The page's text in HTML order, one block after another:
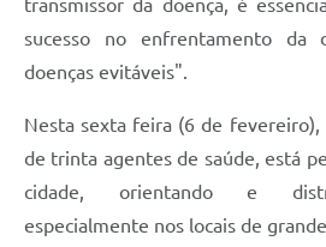
transmissor da doença, é
sucesso no enfrentamento da
doenças evitáveis".
Nesta sexta feira (6 de
de trinta agentes de saúde, está
cidade, orientando e
especialmente nos locais de